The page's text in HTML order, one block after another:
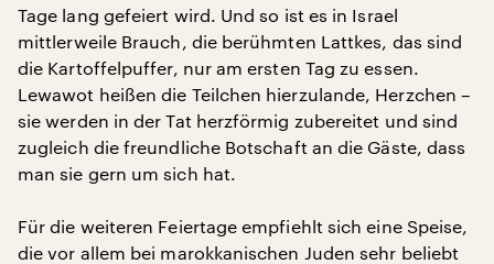
Tage lang gefeiert wird. Und so ist es in Israel
mittlerweile Brauch, die berühmten Lattkes, das sind
die Kartoffelpuffer, nur am ersten Tag zu essen.
Lewawot heißen die Teilchen hierzulande, Herzchen –
sie werden in der Tat herzförmig zubereitet und sind
zugleich die freundliche Botschaft an die Gäste, dass
man sie gern um sich hat.
Für die weiteren Feiertage empfiehlt sich eine Speise,
die vor allem bei marokkanischen Juden sehr beliebt